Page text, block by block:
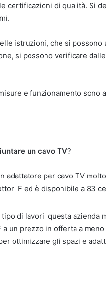
certificazioni di qualità. Si
istruzioni, che si
si possono verificare
e funzionamento sono
un cavo TV?
adattatore per cavo TV
F ed è disponibile a 83
di lavori, questa azienda
un prezzo in offerta a meno
ottimizzare gli spazi e